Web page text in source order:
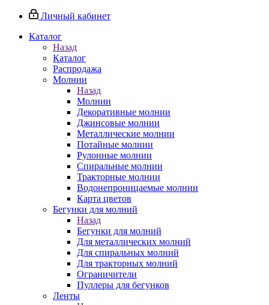
Личный кабинет
Каталог
Назад
Каталог
Распродажа
Молнии
Назад
Молнии
Декоративные молнии
Джинсовые молнии
Металлические молнии
Потайные молнии
Рулонные молнии
Спиральные молнии
Тракторные молнии
Водонепроницаемые молнии
Карта цветов
Бегунки для молний
Назад
Бегунки для молний
Для металлических молний
Для спиральных молний
Для тракторных молний
Ограничители
Пуллеры для бегунков
Ленты